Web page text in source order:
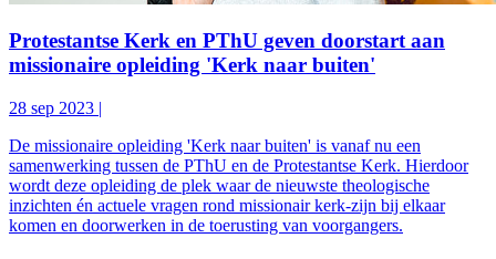
Protestantse Kerk en PThU geven doorstart aan
missionaire opleiding 'Kerk naar buiten'
28 sep 2023 |
De missionaire opleiding 'Kerk naar buiten' is vanaf nu een
samenwerking tussen de PThU en de Protestantse Kerk. Hierdoor
wordt deze opleiding de plek waar de nieuwste theologische
inzichten én actuele vragen rond missionair kerk-zijn bij elkaar
komen en doorwerken in de toerusting van voorgangers.